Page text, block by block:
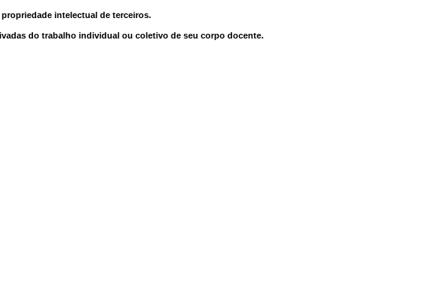
intelectual de terceiros.
do trabalho individual ou coletivo de seu corpo docente.